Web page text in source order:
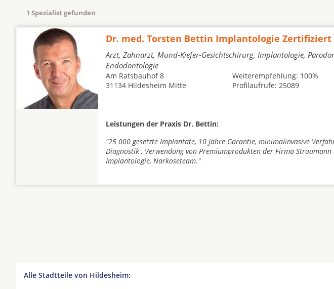
1 Spezialist gefunden
Dr. med. Torsten Bettin Implantologie Zertifiziert
Arzt, Zahnarzt, Mund-Kiefer-Gesichtschirurg, Implantologie,
Endodontologie
Am Ratsbauhof 8
31134 Hildesheim Mitte
Weiterempfehlung: 100%
Profilaufrufe: 25089
Leistungen der Praxis Dr. Bettin:
"25 000 gesetzte Implantate, 10 Jahre Garantie, minimalinvasive
Diagnostik , Verwendung von Premiumprodukten der Firma
Implantologie, Narkoseteam."
Alle Stadtteile von Hildesheim: